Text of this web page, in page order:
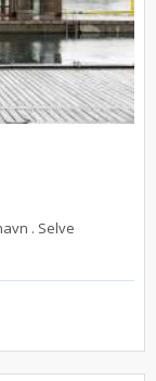
. Selve